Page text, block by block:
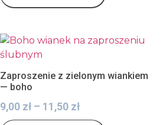
Zaproszenie z zielonym wiankiem
— boho
9,00 zł – 11,50 zł